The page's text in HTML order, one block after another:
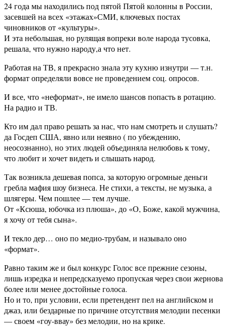
24 года мы находились под пятой Пятой колонны в России,
засевшей на всех «этажах»СМИ, ключевых постах
чиновников от «культуры».
И эта небольшая, но рулящая вопреки воле народа тусовка,
решала, что нужно народу,а что нет.
Работая на ТВ, я прекрасно знала эту кухню изнутри — т.н.
формат определяли вовсе не проведением соц. опросов.
И все, что «неформат», не имело шансов попасть в ротацию.
На радио и ТВ.
Кто им дал право решать за нас, что нам смотреть и слушать?
да Госдеп США, явно или неявно ( по убеждению,
неосознанно), но этих людей объединяла нелюбовь к тому,
что любит и хочет видеть и слышать народ.
Так возникла дешевая попса, за которую огромные деньги
гребла мафия шоу бизнеса. Не стихи, а тексты, не музыка, а
шлягеры. Чем пошлее — тем лучше.
От «Ксюша, юбочка из плюша», до «О, Боже, какой мужчина,
я хочу от тебя сына».
И текло дер… оно по медио-трубам, и называло оно
«формат».
Равно таким же и был конкурс Голос все прежние сезоны,
лишь изредка и непредсказуемо пропуская через свои жернова
более или менее достойные голоса.
Но и то, при условии, если претендент пел на английском и
джаз, или бездарные по причине отсутствия мелодии песенки
— своем «гоу-ввау» без мелодии, но на крике.